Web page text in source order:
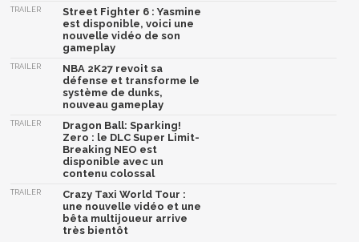
TRAILER
Street Fighter 6 : Yasmine
est disponible, voici une
nouvelle vidéo de son
gameplay
TRAILER
NBA 2K27 revoit sa
défense et transforme le
système de dunks,
nouveau gameplay
TRAILER
Dragon Ball: Sparking!
Zero : le DLC Super Limit-
Breaking NEO est
disponible avec un
contenu colossal
TRAILER
Crazy Taxi World Tour :
une nouvelle vidéo et une
bêta multijoueur arrive
très bientôt